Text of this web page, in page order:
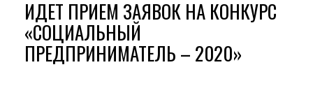
ИДЕТ ПРИЕМ ЗАЯВОК НА КОНКУРС
«СОЦИАЛЬНЫЙ
ПРЕДПРИНИМАТЕЛЬ – 2020»